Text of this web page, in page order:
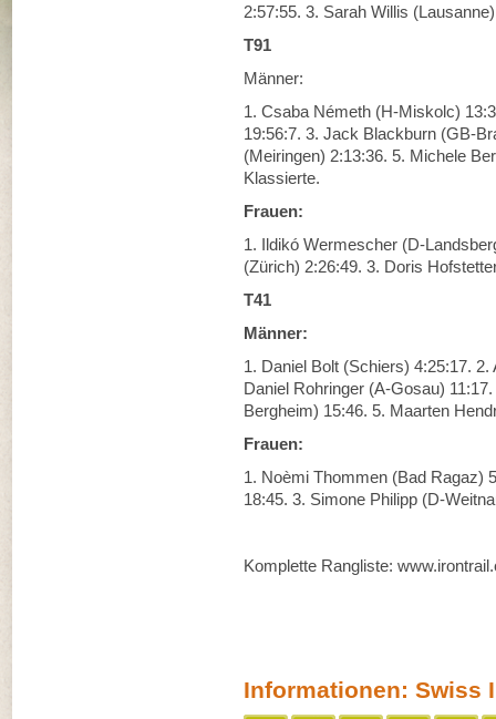
2:57:55. 3. Sarah Willis
T91
Männer:
1. Csaba Németh (H-Miskolc)
19:56:7. 3. Jack Blackburn (GB-
(Meiringen) 2:13:36. 5. Michele
Klassierte.
Frauen:
1. Ildikó Wermescher (D-
(Zürich) 2:26:49. 3. Doris
T41
Männer:
1. Daniel Bolt (Schiers) 4:25:17.
Daniel Rohringer (A-Gosau)
Bergheim) 15:46. 5. Maarten
Frauen:
1. Noèmi Thommen (Bad Ragaz)
18:45. 3. Simone Philipp (D-
Komplette Rangliste:
Informationen: Swiss